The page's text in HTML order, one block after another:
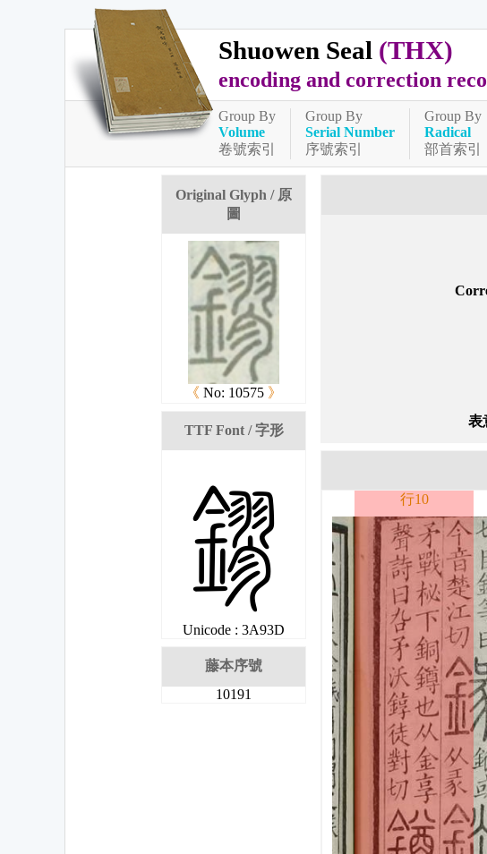
Shuowen Seal (THX)
encoding and correction
Group By
Volume
卷號索引
Group By
Serial Number
序號索引
Group By
Radical
部首索引
Original Glyph / 原
圖
《 No: 10575 》
TTF Font / 字形
眽
Unicode : 3A93D
藤本序號
10191
表
行10